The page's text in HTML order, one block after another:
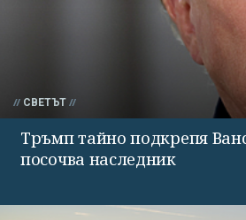
СВЕТЪТ
Тръмп тайно подкрепя
посочва наследник